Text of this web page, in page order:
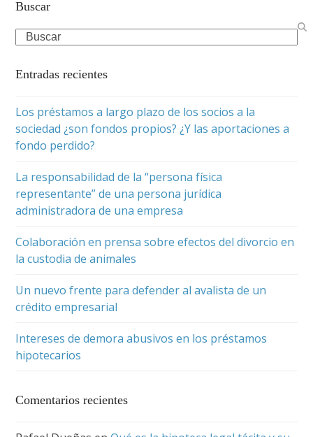
Buscar
Search
Entradas recientes
Los préstamos a largo plazo de los socios a la
sociedad ¿son fondos propios? ¿Y las aportaciones a
fondo perdido?
La responsabilidad de la “persona física
representante” de una persona jurídica
administradora de una empresa
Colaboración en prensa sobre efectos del divorcio en
la custodia de animales
Un nuevo frente para defender al avalista de un
crédito empresarial
Intereses de demora abusivos en los préstamos
hipotecarios
Comentarios recientes